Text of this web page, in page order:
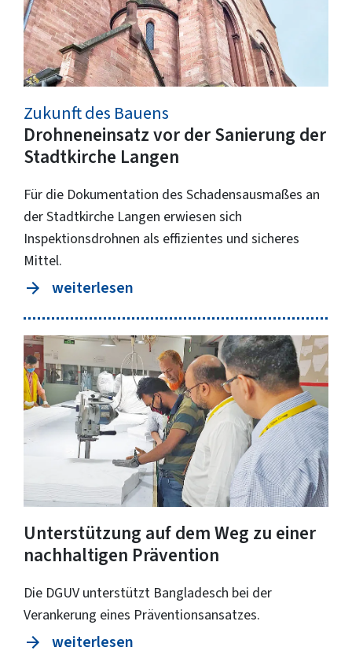
Zukunft des Bauens
Drohneneinsatz vor der Sanierung der
Stadtkirche Langen
Für die Dokumentation des Schadensausmaßes an
der Stadtkirche Langen erwiesen sich
Inspektionsdrohnen als effizientes und sicheres
Mittel.
weiterlesen
Unterstützung auf dem Weg zu einer
nachhaltigen Prävention
Die DGUV unterstützt Bangladesch bei der
Verankerung eines Präventionsansatzes.
weiterlesen